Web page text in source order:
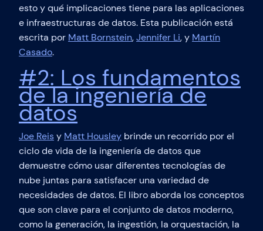
esto y qué implicaciones tiene para las aplicaciones
e infraestructuras de datos. Esta publicación está
escrita por Matt Bornstein,Jennifer Li, y Martín
Casado.
#2: Los fundamentos
de la ingeniería de
datos
Joe Reisy Matt Housley brinde un recorrido por el
ciclo de vida de la ingeniería de datos que
demuestre cómo usar diferentes tecnologías de
nube juntas para satisfacer una variedad de
necesidades de datos. El libro aborda los conceptos
que son clave para el conjunto de datos moderno,
como la generación, la ingestión, la orquestación, la